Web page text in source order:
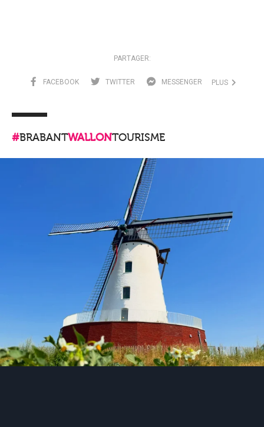
PARTAGER:
FACEBOOK TWITTER MESSENGER PLUS
#BRABANTWALLONTOURISME